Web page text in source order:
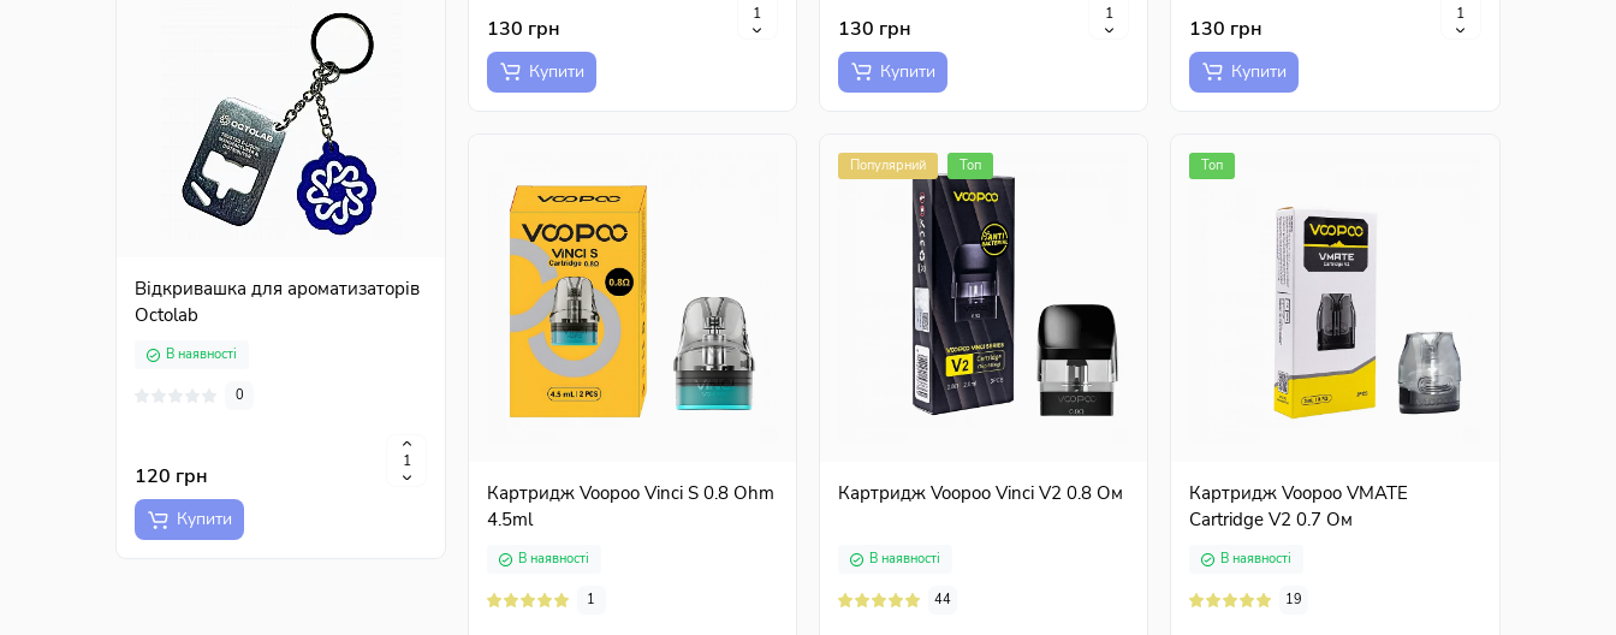
Відкривашка для ароматизаторів
Octolab
В наявності
0
120 грн
Купити
Набір Vampire Vape Pinkman Ice
В наявності
0
Купити
Набір Lucky Cherry Lemonade
В наявності
0
Набір Octobar Strawberry Ice
15
Купити
130 грн
Купити
130 грн
Купити
130 грн
Купити
Картридж Voopoo Vinci S 0.8 Ohm
4.5ml
В наявності
1
Популярний Топ
Картридж Voopoo Vinci V2 0.8 Ом
В наявності
44
Топ
Картридж Voopoo VMATE
Cartridge V2 0.7 Ом
В наявності
19